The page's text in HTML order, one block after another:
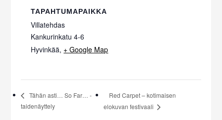
TAPAHTUMAPAIKKA
Villatehdas
Kankurinkatu 4-6
Hyvinkää, + Google Map
Tähän asti… So Far… -
taidenäyttely
Red Carpet – kotimaisen
elokuvan festivaali